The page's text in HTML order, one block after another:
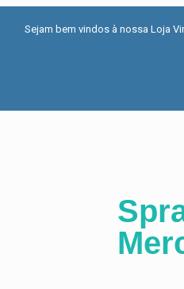
Sejam bem vindos à nossa Loja